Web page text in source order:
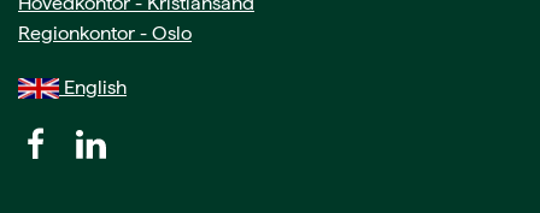
Regionkontor - Oslo
English